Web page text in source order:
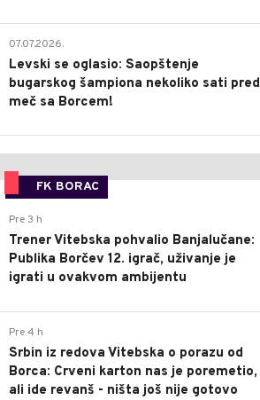
07.07.2026.
Levski se oglasio: Saopštenje
bugarskog šampiona nekoliko sati pred
meč sa Borcem!
FK BORAC
Pre 3 h
Trener Vitebska pohvalio Banjalučane:
Publika Borčev 12. igrač, uživanje je
igrati u ovakvom ambijentu
Pre 4 h
Srbin iz redova Vitebska o porazu od
Borca: Crveni karton nas je poremetio,
ali ide revanš - ništa još nije gotovo